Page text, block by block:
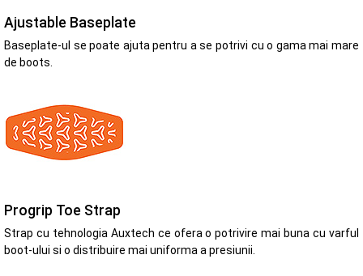
Ajustable Baseplate
Baseplate-ul se poate ajuta pentru a se potrivi cu o gama mai mare
de boots.
Progrip Toe Strap
Strap cu tehnologia Auxtech ce ofera o potrivire mai buna cu varful
boot-ului si o distribuire mai uniforma a presiunii.